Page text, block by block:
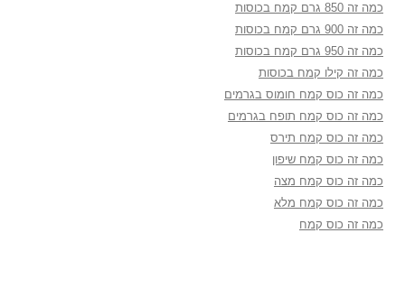
כמה זה 850 גרם קמח בכוסות
כמה זה 900 גרם קמח בכוסות
כמה זה 950 גרם קמח בכוסות
כמה זה קילו קמח בכוסות
כמה זה כוס קמח חומוס בגרמים
כמה זה כוס קמח תופח בגרמים
כמה זה כוס קמח תירס
כמה זה כוס קמח שיפון
כמה זה כוס קמח מצה
כמה זה כוס קמח מלא
כמה זה כוס קמח